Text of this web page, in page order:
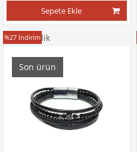
Sepete Ekle
Deri Bileklik
%27 İndirim
Son ürün